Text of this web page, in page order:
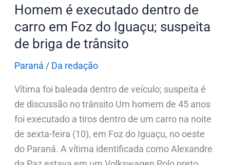
Homem é executado dentro de
carro em Foz do Iguaçu; suspeita
de briga de trânsito
Paraná / Da redação
Vítima foi baleada dentro de veículo; suspeita é
de discussão no trânsito Um homem de 45 anos
foi executado a tiros dentro de um carro na noite
de sexta-feira (10), em Foz do Iguaçu, no oeste
do Paraná. A vítima identificada como Alexandre
Iguaçu;
suspeita
de
briga
trânsito